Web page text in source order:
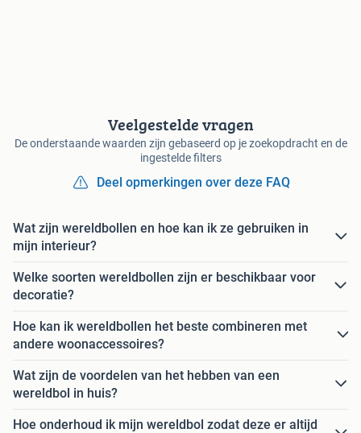
Veelgestelde vragen
De onderstaande waarden zijn gebaseerd op je zoekopdracht en de
ingestelde filters
Deel opmerkingen over deze FAQ
Wat zijn wereldbollen en hoe kan ik ze gebruiken in
mijn interieur?
Welke soorten wereldbollen zijn er beschikbaar voor
decoratie?
Hoe kan ik wereldbollen het beste combineren met
andere woonaccessoires?
Wat zijn de voordelen van het hebben van een
wereldbol in huis?
Hoe onderhoud ik mijn wereldbol zodat deze er altijd